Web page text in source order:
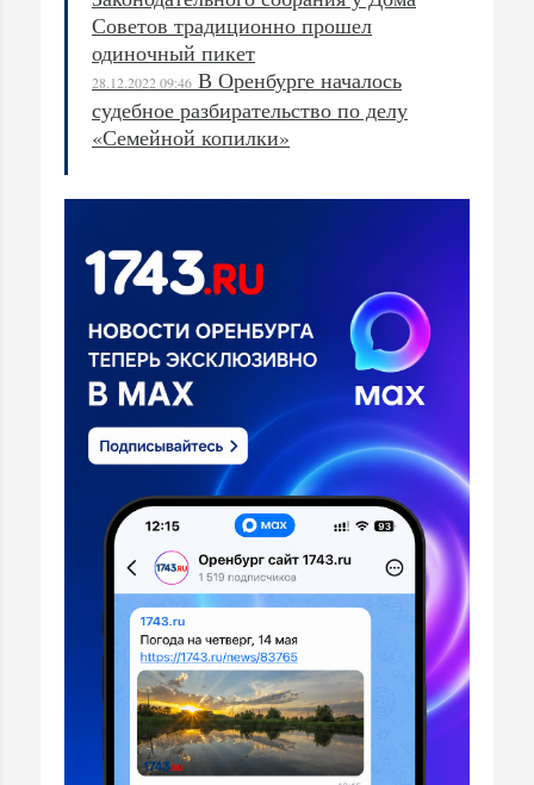
Советов традиционно прошел
одиночный пикет
28.12.2022 09:46 В Оренбурге началось
судебное разбирательство по делу
«Семейной копилки»